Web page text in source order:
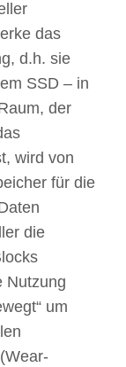
das
d.h. sie
SSD – in
der
wird von
für die
die
Nutzung
um